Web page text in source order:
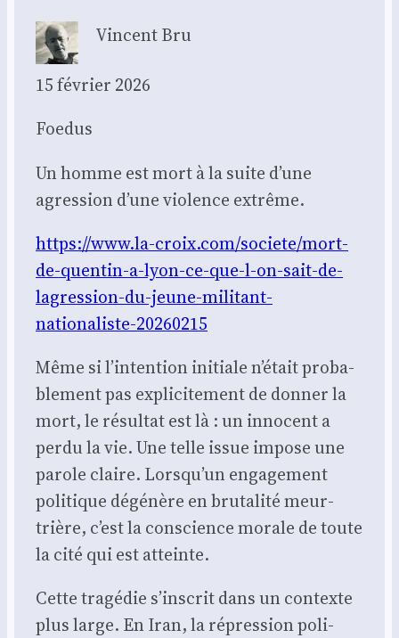
Vincent Bru
15 février 2026
Foe­dus
Un homme est mort à la suite d’une
agres­sion d’une vio­lence extrême.
https://www.la-croix.com/societe/mort-
de-quentin-a-lyon-ce-que-l-on-sait-de-
lagression-du-jeune-militant-
nationaliste-20260215
Même si l’intention ini­tiale n’était pro­ba­
ble­ment pas expli­ci­te­ment de don­ner la
mort, le résul­tat est là : un inno­cent a
per­du la vie. Une telle issue impose une
parole claire. Lorsqu’un enga­ge­ment
poli­tique dégé­nère en bru­ta­li­té meur­
trière, c’est la conscience morale de toute
la cité qui est atteinte.
Cette tra­gé­die s’inscrit dans un contexte
plus large. En Iran, la répres­sion poli­